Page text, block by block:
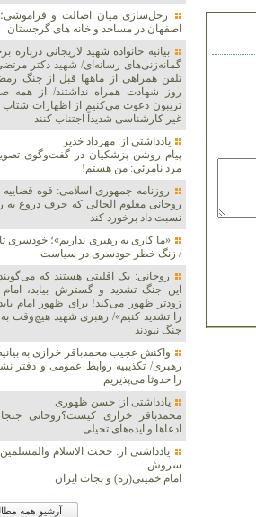
رحل‌سازی میان اصالت و
اصفهان در مساجد و خانه های گرجستان
بیانیه خانواده شهید لاریجانی درباره
گمانه‌زنی‌های رسانه‌ای/ شهید دکتر
تلفن همراهی از ماهها قبل از جنگ
روز شهادت همراه نداشتند/ از همه
تریبون دعوت می‌کنیم از اظهارات شتاب
غیر کارشناسی شدیداً اجتناب کنند
یادداشتی از: مهرداد خدیر
پیام روشن پزشکیان در گفت‌و‌گوی
مرد نامرئی: من هستم!
روزنامه جمهوری اسلامی: قوه قضاییه
روحانی معلوم الحالی که حرف دروغ به
نسبت داد برخورد کند
«ما کاری به رهبری نداریم»؛ خودسری
/ زنگ خطر خودسری در سیاست
روحانی: یک اقلیتی هستند که
این جنگ تشدید و گسترش بیابد،
زودتر ظهور می‌کند! برای ظهور امام
را تشدید کنیم»/ رهبری شهید هیچ‌وقت به
جنگ نبودند
واکنش عجیب محمدباقر خرازی به
رهبری/ تکذیبیه روابط عمومی و دفتر
را حدوثا می‌پذیریم
یادداشتی از: حسن ظهوری
محمدباقر خرازی کیست؟روحانی
ادعاها و ایده‌های تخیلی
یادداشتی از: حجت الاسلام
سروش
امام خمینی(ره) و نجات ایران
آرشیو همه